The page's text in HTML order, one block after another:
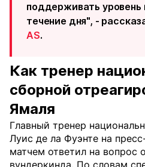
поддерживать уровень
течение дня", -
AS.
Как тренер
сборной
Ямаля
Главный тренер
Луис де ла Фуэнте на
матчем ответил на вопрос
вундеркинда. По словам